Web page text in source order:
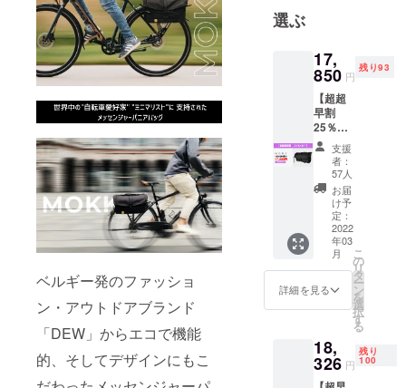
ベルギー発のファッショ
ン・アウトドアブランド
「DEW」からエコで機能
的、そしてデザインにもこ
には自信が
様の日々の
生活がより
豊かになり
心から楽し
んでもらう
ことを目指
し、いかに
貢献できる
かをテーマ
にビジネス
を展開して
います。
選ぶ
17,
850 円
残り93
【超超
早割
25％OF
F】150
名限定
【MOK
K モッ
ク】1個
MOKK
×1点
［一般
販売予
定価格
23,800
円］ ※
売予定
価格か
ら
支援
者：
57人
お届
け予
定：
2022
年03
月
詳細を見る
こ
の
リ
タ
ー
ン
を
選
択
す
る
18,
326 円
残り
100